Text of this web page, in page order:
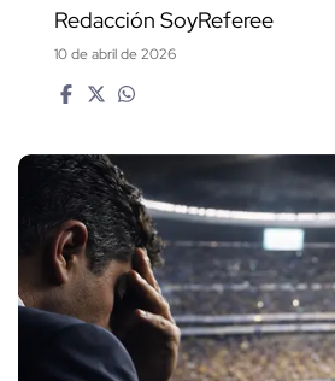
Redacción SoyReferee
10 de abril de 2026